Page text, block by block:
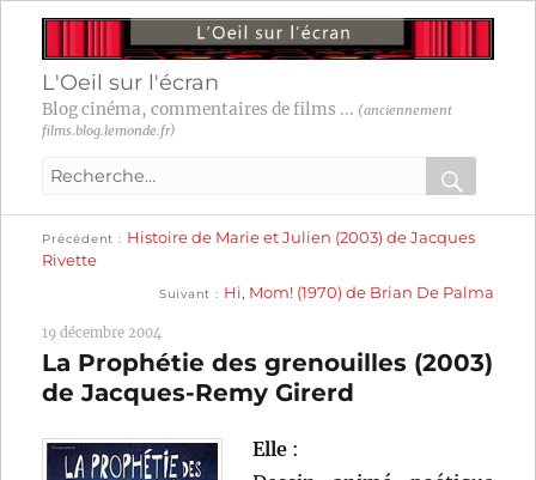
L'Oeil sur l'écran
Blog cinéma, commentaires de films ... (anciennement
films.blog.lemonde.fr)
Recherche
:
OK
Navigation
l’article
Précédent
précédente :
Histoire de Marie et Julien (2003) de Jacques
Rivette
Suivant
suivante :
Hi, Mom! (1970) de Brian De Palma
19 décembre 2004
La Prophétie des grenouilles (2003)
de Jacques-Remy Girerd
Elle :